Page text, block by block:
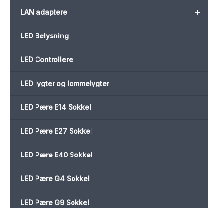
+
LAN adaptere
LED Belysning
LED Controllere
LED lygter og lommelygter
LED Pære E14 Sokkel
LED Pære E27 Sokkel
LED Pære E40 Sokkel
LED Pære G4 Sokkel
LED Pære G9 Sokkel